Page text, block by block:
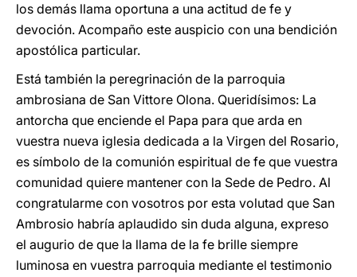
los demás llama oportuna a una actitud de fe y
devoción. Acompaño este auspicio con una bendición
apostólica particular.
Está también la peregrinación de la parroquia
ambrosiana de San Vittore Olona. Queridísimos: La
antorcha que enciende el Papa para que arda en
vuestra nueva iglesia dedicada a la Virgen del Rosario,
es símbolo de la comunión espiritual de fe que vuestra
comunidad quiere mantener con la Sede de Pedro. Al
congratularme con vosotros por esta volutad que San
Ambrosio habría aplaudido sin duda alguna, expreso
el augurio de que la llama de la fe brille siempre
luminosa en vuestra parroquia mediante el testimonio